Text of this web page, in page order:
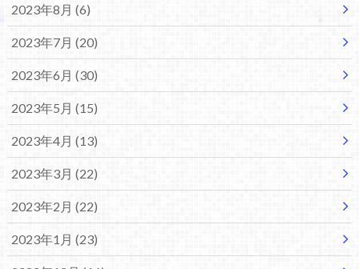
2023年8月 (6)
2023年7月 (20)
2023年6月 (30)
2023年5月 (15)
2023年4月 (13)
2023年3月 (22)
2023年2月 (22)
2023年1月 (23)